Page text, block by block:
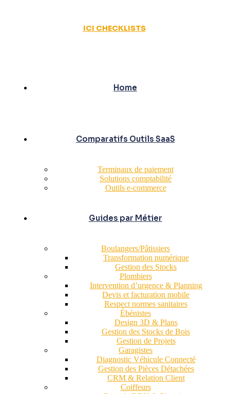
ICI CHECKLISTS
Home
Comparatifs Outils SaaS
Terminaux de paiement
Solutions comptabilité
Outils e-commerce
Guides par Métier
Boulangers/Pâtissiers
Transformation numérique
Gestion des Stocks
Plombiers
Intervention d’urgence & Planning
Devis et facturation mobile
Respect normes sanitaires
Ébénistes
Design 3D & Plans
Gestion des Stocks de Bois
Gestion de Projets
Garagistes
Diagnostic Véhicule Connecté
Gestion des Pièces Détachées
CRM & Relation Client
Coiffeurs